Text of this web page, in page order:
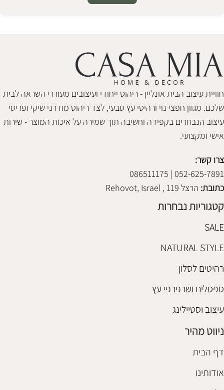
חוויית עיצוב הבית אונליין - ריהוט ייחודי ועיצובים מעוררי השראה לבית
שלכם. מגוון חפצי נוי ורהיטי עץ טבעי, לצד ריהוט מודרני שיקי ופריטי
עיצוב הנבחרים בקפידה וחשיבה תוך שמירה על איכות המוצר - שירות
אישי ומקצועי.
צרו קשר:
052-625-7891 | 086511175
כתובת: הרצל 119 , Rehovot, Israel
קטגוריות נבחרות
SALE
NATURAL STYLE
רהיטים לסלון
ספסלים ושרפרפי עץ
עיצוב וסטיילינג
ניווט מהיר
דף הבית
אודותינו